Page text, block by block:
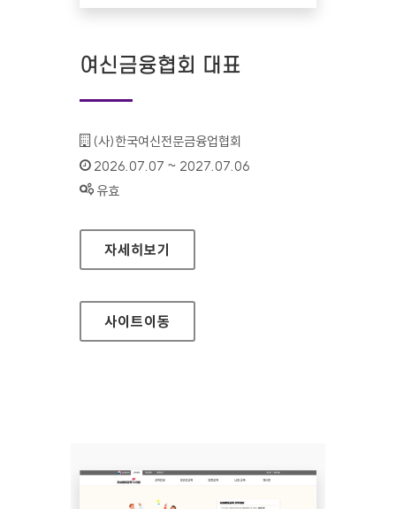
여신금융협회 대표
기관명 :
(사)한국여신전문금융업협회
인증기간 :
2026.07.07 ~ 2027.07.06
상태 :
유효
여신금융협회 대표
자세히보기
사이트이동